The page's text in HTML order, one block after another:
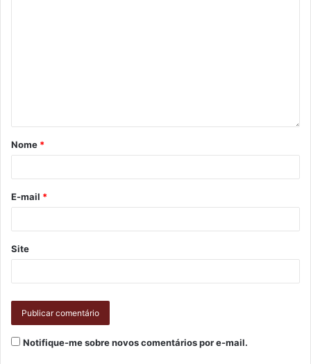
Nome *
E-mail *
Site
Notifique-me sobre novos comentários por e-mail.